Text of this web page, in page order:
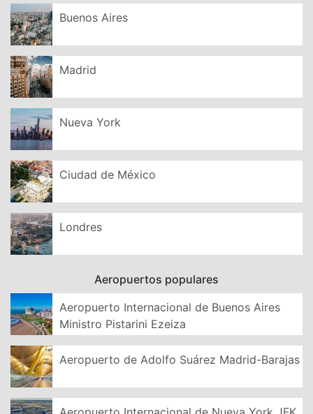
Buenos Aires
Madrid
Nueva York
Ciudad de México
Londres
Aeropuertos populares
Aeropuerto Internacional de Buenos Aires
Ministro Pistarini Ezeiza
Aeropuerto de Adolfo Suárez Madrid-Barajas